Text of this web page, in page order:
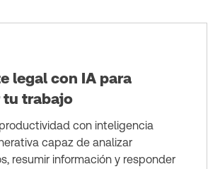
legal con IA para
tu trabajo
con inteligencia
capaz de analizar
resumir información y responder